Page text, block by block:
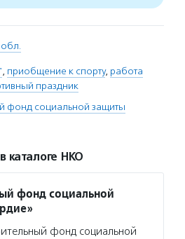
, приобщение к спорту, работа
праздник
фонд социальной защиты
каталоге НКО
фонд социальной
фонд социальной